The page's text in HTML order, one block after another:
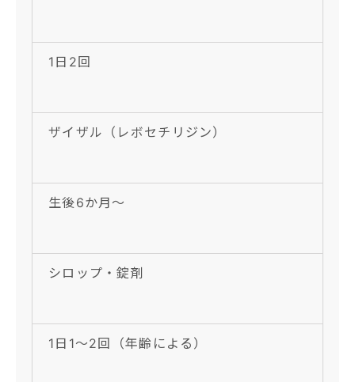
1日2回
ザイザル（レボセチリジン）
生後6か月〜
シロップ・錠剤
1日1〜2回（年齢による）